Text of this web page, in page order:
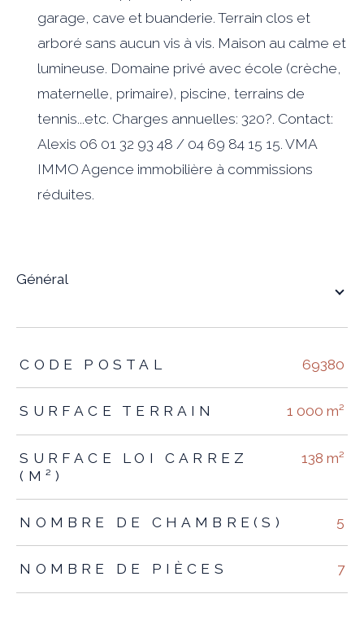
garage, cave et buanderie. Terrain clos et
arboré sans aucun vis à vis. Maison au calme et
lumineuse. Domaine privé avec école (crèche,
maternelle, primaire), piscine, terrains de
tennis...etc. Charges annuelles: 320?. Contact:
Alexis 06 01 32 93 48 / 04 69 84 15 15. VMA
IMMO Agence immobilière à commissions
réduites.
général
TRAD_ZEPHYR_Caracteristique TRAD_ZEPHYR_Valeurs
CODE POSTAL 69380
SURFACE TERRAIN 1 000 m²
SURFACE LOI CARREZ
(M²)
138 m²
NOMBRE DE CHAMBRE(S) 5
NOMBRE DE PIÈCES 7